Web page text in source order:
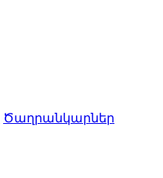
Ծաղրանկարներ